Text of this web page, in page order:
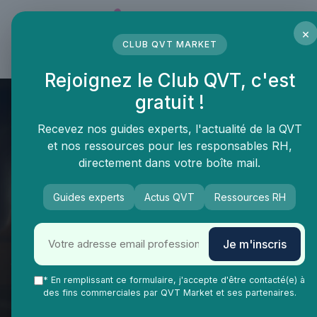
QVT Market Enjeux dans la QVT Formation continue
Les retours sur investissement
×
CLUB QVT MARKET
Rejoignez le Club QVT, c'est
gratuit !
Recevez nos guides experts, l'actualité de la QVT
et nos ressources pour les responsables RH,
directement dans votre boîte mail.
Guides experts Actus QVT Ressources RH
Je m'inscris
* En remplissant ce formulaire, j'accepte d'être contacté(e) à
des fins commerciales par QVT Market et ses partenaires.
Panneau de gestion des cookies